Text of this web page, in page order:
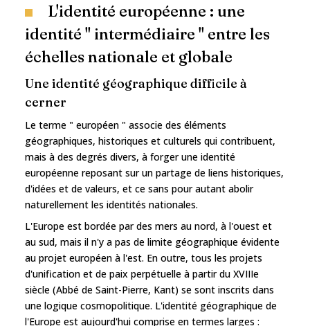
L'identité européenne : une
identité " intermédiaire " entre les
échelles nationale et globale
Une identité géographique difficile à
cerner
Le terme " européen " associe des éléments
géographiques, historiques et culturels qui contribuent,
mais à des degrés divers, à forger une identité
européenne reposant sur un partage de liens historiques,
d'idées et de valeurs, et ce sans pour autant abolir
naturellement les identités nationales.
L'Europe est bordée par des mers au nord, à l'ouest et
au sud, mais il n'y a pas de limite géographique évidente
au projet européen à l'est. En outre, tous les projets
d'unification et de paix perpétuelle à partir du XVIIIe
siècle (Abbé de Saint-Pierre, Kant) se sont inscrits dans
une logique cosmopolitique. L'identité géographique de
l'Europe est aujourd'hui comprise en termes larges :